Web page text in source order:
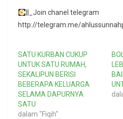
||_Join chanel telegram
http://telegram.me/
SATU KURBAN CUKUP
UNTUK SATU RUMAH,
SEKALIPUN BERISI
BEBERAPA KELUARGA
SELAMA DAPURNYA
SATU
dalam "Fiqih"